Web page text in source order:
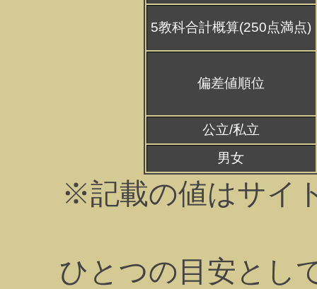
5教科合計概算(250点満点)
偏差値順位
公立/私立
男女
※記載の値はサイ
ひとつの目安とし